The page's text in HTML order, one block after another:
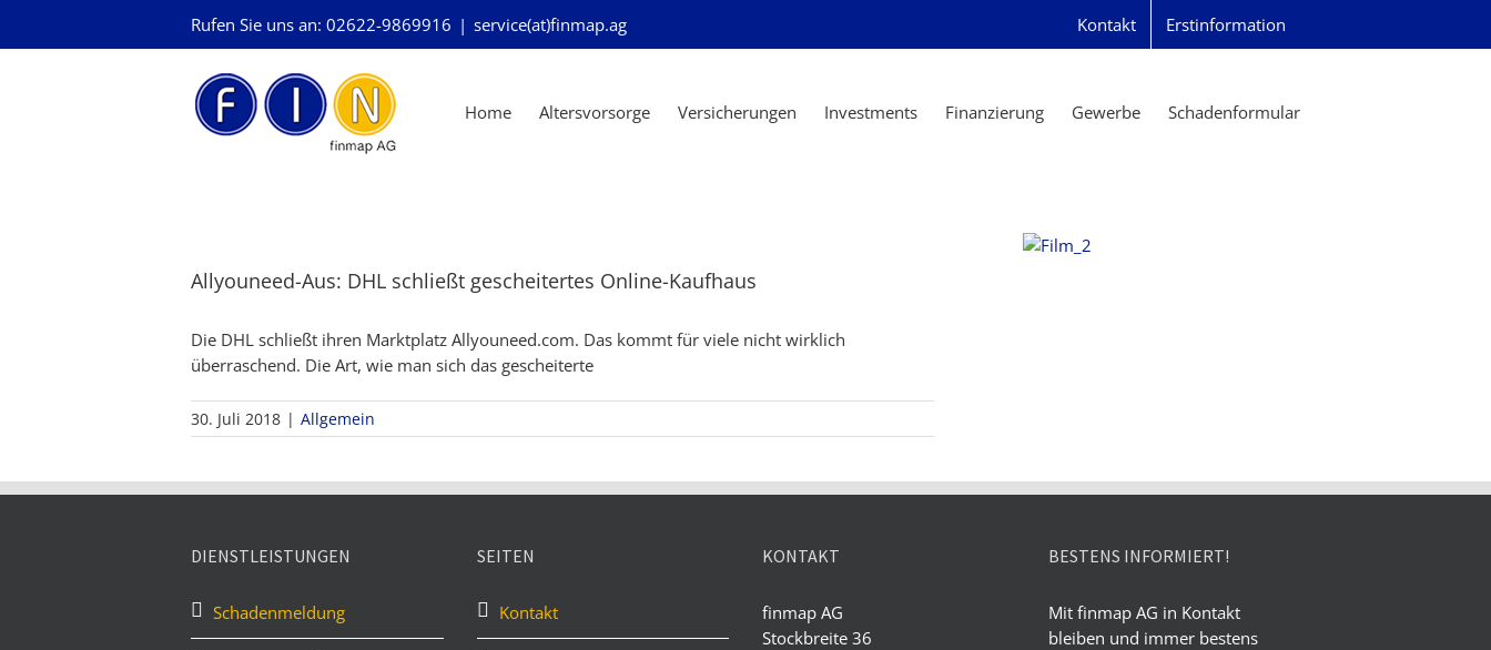
Rufen Sie uns an: 02622-9869916 | service(at)finmap.ag Kontakt Erstinformation
Home Altersvorsorge Versicherungen Investments Finanzierung Gewerbe Schadenformular
Allyouneed-Aus: DHL schließt gescheitertes Online-Kaufhaus
Die DHL schließt ihren Marktplatz Allyouneed.com. Das kommt für viele nicht wirklich
überraschend. Die Art, wie man sich das gescheiterte
30. Juli 2018 | Allgemein
DIENSTLEISTUNGEN
Schadenmeldung
SEITEN
Kontakt
KONTAKT
finmap AG
Stockbreite 36
BESTENS INFORMIERT!
Mit finmap AG in Kontakt
bleiben und immer bestens